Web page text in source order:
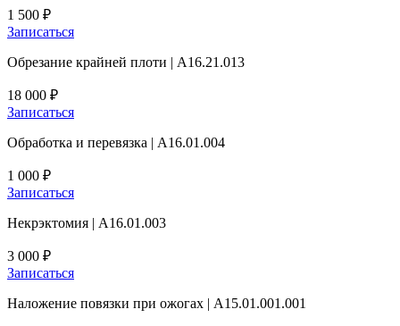
1 500 ₽
Записаться
Обрезание крайней плоти | A16.21.013
18 000 ₽
Записаться
Обработка и перевязка | А16.01.004
1 000 ₽
Записаться
Некрэктомия | A16.01.003
3 000 ₽
Записаться
Наложение повязки при ожогах | А15.01.001.001